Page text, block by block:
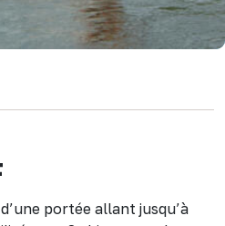
portée allant jusqu’à